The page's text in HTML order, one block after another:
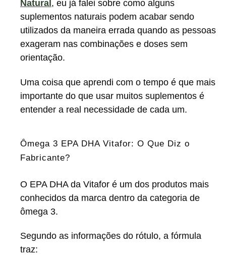
Natural , eu já falei sobre como alguns
suplementos naturais podem acabar sendo
utilizados da maneira errada quando as pessoas
exageram nas combinações e doses sem
orientação.
Uma coisa que aprendi com o tempo é que mais
importante do que usar muitos suplementos é
entender a real necessidade de cada um.
Ômega 3 EPA DHA Vitafor: O Que Diz o
Fabricante?
O EPA DHA da Vitafor é um dos produtos mais
conhecidos da marca dentro da categoria de
ômega 3.
Segundo as informações do rótulo, a fórmula
traz: